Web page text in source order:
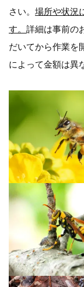
さい。 場所や状況
す。 詳細は事前の
だいてから作業を
によって金額は異